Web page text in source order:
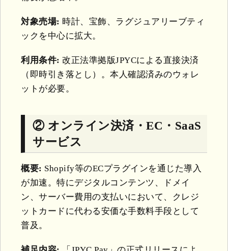
対象売場: 時計、宝飾、ラグジュアリーブティ
ックを中心に拡大。
利用条件: 改正法準拠版JPYCによる直接決済
（即時引き落とし）。本人確認済みのウォレ
ットが必要。
② オンライン決済・EC・SaaS
サービス
概要: Shopify等のECプラグインを通じた導入
が加速。特にデジタルコンテンツ、ドメイ
ン、サーバー費用の支払いにおいて、クレジ
ットカードに代わる安価な手数料手段として
普及。